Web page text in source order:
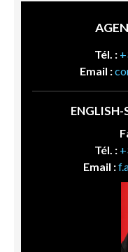
Tél. :
Email :
Tél. :
Email :